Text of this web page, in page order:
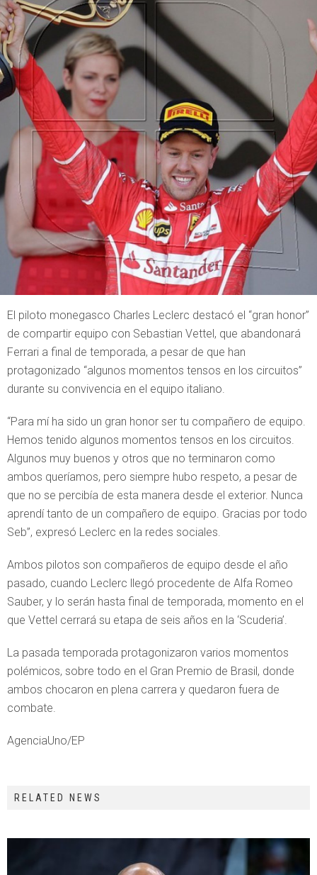
El piloto monegasco Charles Leclerc destacó el “gran honor”
de compartir equipo con Sebastian Vettel, que abandonará
Ferrari a final de temporada, a pesar de que han
protagonizado “algunos momentos tensos en los circuitos”
durante su convivencia en el equipo italiano.
“Para mí ha sido un gran honor ser tu compañero de equipo.
Hemos tenido algunos momentos tensos en los circuitos.
Algunos muy buenos y otros que no terminaron como
ambos queríamos, pero siempre hubo respeto, a pesar de
que no se percibía de esta manera desde el exterior. Nunca
aprendí tanto de un compañero de equipo. Gracias por todo
Seb”, expresó Leclerc en la redes sociales.
Ambos pilotos son compañeros de equipo desde el año
pasado, cuando Leclerc llegó procedente de Alfa Romeo
Sauber, y lo serán hasta final de temporada, momento en el
que Vettel cerrará su etapa de seis años en la ‘Scuderia’.
La pasada temporada protagonizaron varios momentos
polémicos, sobre todo en el Gran Premio de Brasil, donde
ambos chocaron en plena carrera y quedaron fuera de
combate.
AgenciaUno/EP
RELATED NEWS